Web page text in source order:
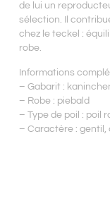
de lui un
sélection. Il
chez le teckel :
robe.
Informations
– Gabarit :
– Robe : piebald
– Type de poil : poil
– Caractère :